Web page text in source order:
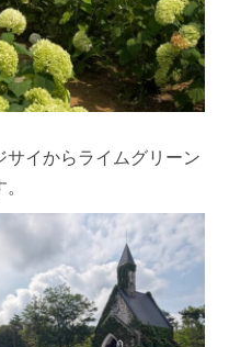
サイからライムグリーン